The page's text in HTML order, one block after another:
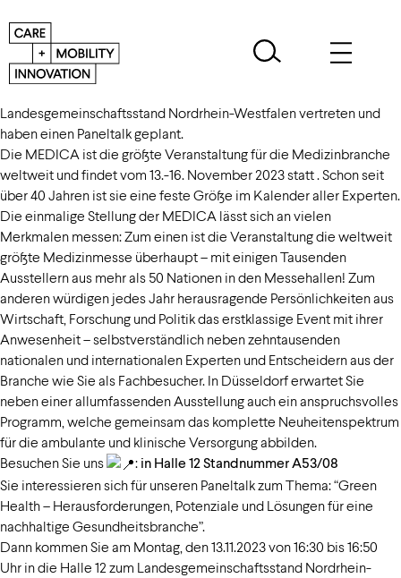
Landesgemeinschaftsstand Nordrhein-Westfalen vertreten und
haben einen Paneltalk geplant.
Die MEDICA ist die größte Veranstaltung für die Medizinbranche
weltweit und findet vom 13.-16. November 2023 statt . Schon seit
über 40 Jahren ist sie eine feste Größe im Kalender aller Experten.
Die einmalige Stellung der MEDICA lässt sich an vielen
Merkmalen messen: Zum einen ist die Veranstaltung die weltweit
größte Medizinmesse überhaupt – mit einigen Tausenden
Ausstellern aus mehr als 50 Nationen in den Messehallen! Zum
anderen würdigen jedes Jahr herausragende Persönlichkeiten aus
Wirtschaft, Forschung und Politik das erstklassige Event mit ihrer
Anwesenheit – selbstverständlich neben zehntausenden
nationalen und internationalen Experten und Entscheidern aus der
Branche wie Sie als Fachbesucher. In Düsseldorf erwartet Sie
neben einer allumfassenden Ausstellung auch ein anspruchsvolles
Programm, welche gemeinsam das komplette Neuheitenspektrum
für die ambulante und klinische Versorgung abbilden.
Besuchen Sie uns
: in Halle 12 Standnummer A53/08
Sie interessieren sich für unseren Paneltalk zum Thema: “Green
Health – Herausforderungen, Potenziale und Lösungen für eine
nachhaltige Gesundheitsbranche”.
Dann kommen Sie am Montag, den 13.11.2023 von 16:30 bis 16:50
Uhr in die Halle 12 zum Landesgemeinschaftsstand Nordrhein-